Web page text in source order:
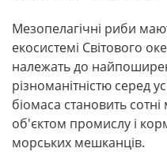
Мезопелагічні риби
екосистемі Світового
належать до
різноманітністю серед
біомаса становить
об'єктом промислу і
морських мешканців.